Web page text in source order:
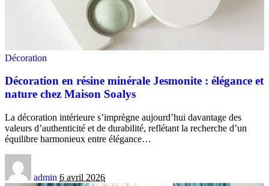
Décoration
Décoration en résine minérale Jesmonite : élégance et
nature chez Maison Soalys
La décoration intérieure s’imprègne aujourd’hui davantage des
valeurs d’authenticité et de durabilité, reflétant la recherche d’un
équilibre harmonieux entre élégance…
admin 6 avril 2026